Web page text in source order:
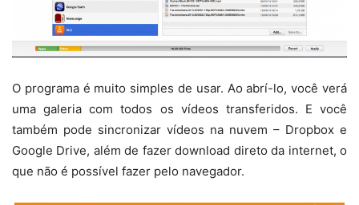
O programa é muito simples de usar. Ao abrí-lo, você verá
uma galeria com todos os vídeos transferidos. E você
também pode sincronizar vídeos na nuvem – Dropbox e
Google Drive, além de fazer download direto da internet, o
que não é possível fazer pelo navegador.